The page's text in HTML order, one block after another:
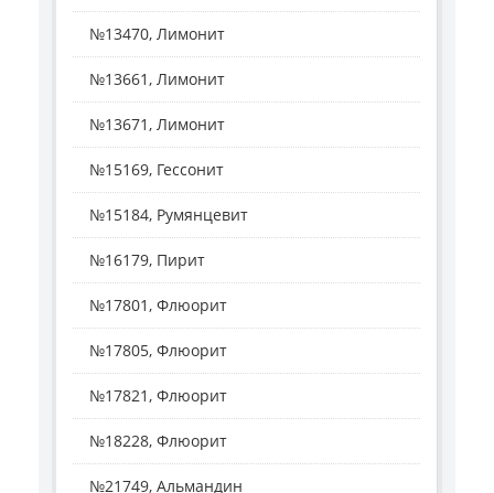
№13470, Лимонит
№13661, Лимонит
№13671, Лимонит
№15169, Гессонит
№15184, Румянцевит
№16179, Пирит
№17801, Флюорит
№17805, Флюорит
№17821, Флюорит
№18228, Флюорит
№21749, Альмандин